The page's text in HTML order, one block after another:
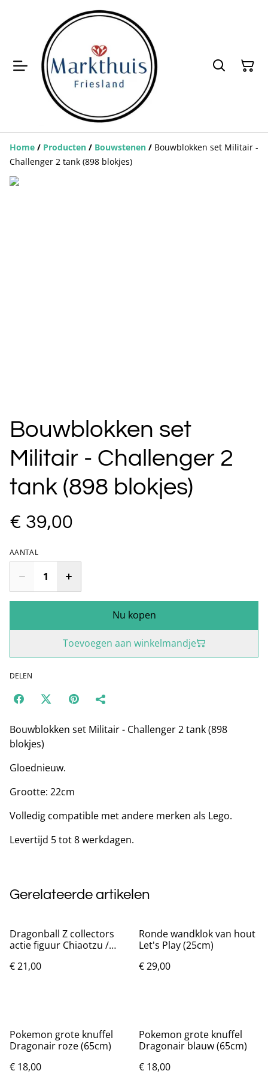
Home / Producten / Bouwstenen / Bouwblokken set Militair -
Challenger 2 tank (898 blokjes)
Bouwblokken set
Militair - Challenger 2
tank (898 blokjes)
€ 39,00
AANTAL
Nu kopen
Toevoegen aan winkelmandje
DELEN
Bouwblokken set Militair - Challenger 2 tank (898
blokjes)
Gloednieuw.
Grootte: 22cm
Volledig compatible met andere merken als Lego.
Levertijd 5 tot 8 werkdagen.
Gerelateerde artikelen
Dragonball Z collectors
actie figuur Chiaotzu /
€ 21,00
Ronde wandklok van hout
Let's Play (25cm)
€ 29,00
Pokemon grote knuffel
Dragonair roze (65cm)
€ 18,00
Pokemon grote knuffel
Dragonair blauw (65cm)
€ 18,00